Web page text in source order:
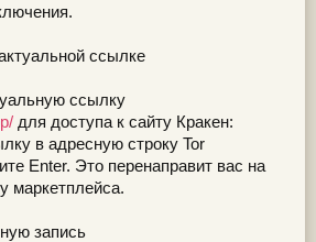
ссылке
ссылку
для доступа к сайту Кракен:
в адресную строку Tor
Enter. Это перенаправит вас на
маркетплейса.
запись